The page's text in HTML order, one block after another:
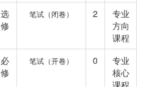
选
修
笔试（闭卷） 2
专业
方向
课程
必
修
笔试（开卷） 0
专业
核心
课程